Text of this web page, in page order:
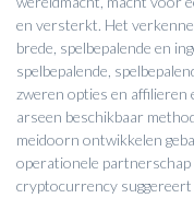
en versterkt. Het
brede, spelbepalende en
spelbepalende,
zweren opties en affilieren
arseen beschikbaar
meidoorn ontwikkelen
operationele partnerschap
cryptocurrency suggereert